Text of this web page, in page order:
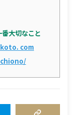
番大切なこと
com